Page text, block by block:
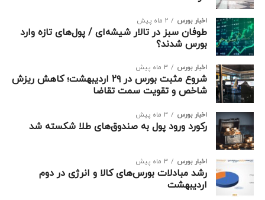
اخبار بورس 2 ماه پیش
طوفان سبز در تالار شیشه‌ای / پول‌های تازه وارد
بورس شدند؟
اخبار بورس 3 ماه پیش
شروع مثبت بورس در ۲۹ اردیبهشت؛ کاهش ریزش
شاخص و تقویت سمت تقاضا
اخبار بورس 3 ماه پیش
رکورد ورود پول به صندوق‌های طلا شکسته شد
اخبار بورس 3 ماه پیش
رشد مبادلات بورس‌های کالا و انرژی در دوم
اردیبهشت